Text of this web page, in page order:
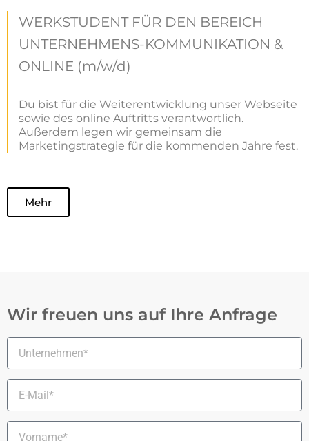
WERKSTUDENT FÜR DEN BEREICH
UNTERNEHMENS-KOMMUNIKATION &
ONLINE (m/w/d)
Du bist für die Weiterentwicklung unser Webseite
sowie des online Auftritts verantwortlich.
Außerdem legen wir gemeinsam die
Marketingstrategie für die kommenden Jahre fest.
Mehr
Wir freuen uns auf Ihre Anfrage